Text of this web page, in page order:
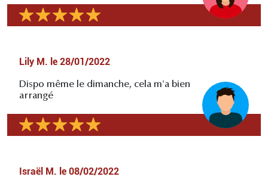
Lily M. le 28/01/2022
Dispo même le dimanche, cela m'a bien
arrangé
Israël M. le 08/02/2022